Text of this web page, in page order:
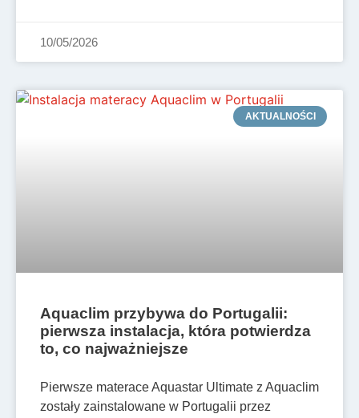
10/05/2026
AKTUALNOŚCI
Aquaclim przybywa do Portugalii:
pierwsza instalacja, która potwierdza
to, co najważniejsze
Pierwsze materace Aquastar Ultimate z Aquaclim
zostały zainstalowane w Portugalii przez